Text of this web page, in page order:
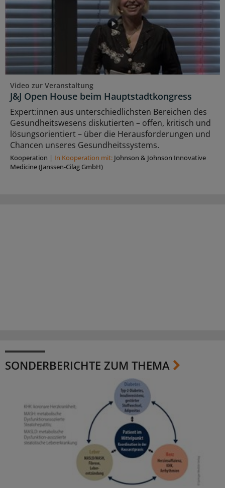
Video zur Veranstaltung
J&J Open House beim Hauptstadtkongress
Expert:innen aus unterschiedlichsten Bereichen des
Gesundheitswesens diskutierten – offen, kritisch und
lösungsorientiert – über die Herausforderungen und
Chancen unseres Gesundheitssystems.
Kooperation | In Kooperation mit: Johnson & Johnson Innovative
Medicine (Janssen-Cilag GmbH)
SONDERBERICHTE ZUM THEMA